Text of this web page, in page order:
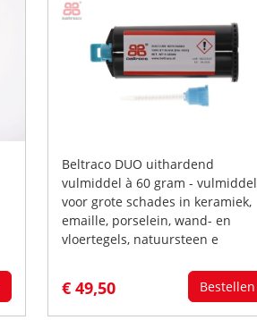
Beltraco DUO uithardend
vulmiddel à 60 gram - vulmiddel
voor grote schades in keramiek,
emaille, porselein, wand- en
vloertegels, natuursteen e
€ 49,50 Bestellen